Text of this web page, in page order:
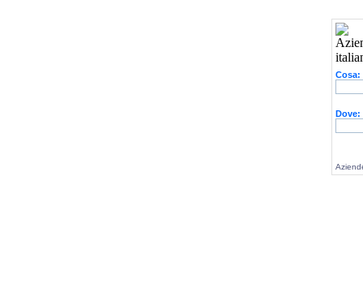
Cosa:
Dove: